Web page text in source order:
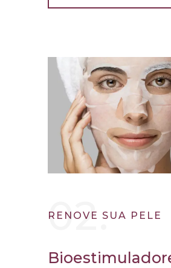
02.
RENOVE SUA PELE